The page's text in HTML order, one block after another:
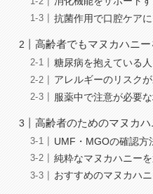
抗菌作用で口腔ケア
高齢者でもマヌカハニ
糖尿病を抱えている人
アレルギーのリスク
服薬中で注意が必要
高齢者のためのマヌカ
UMF・MGOの確認方
純粋なマヌカハニー
おすすめのマヌカハ